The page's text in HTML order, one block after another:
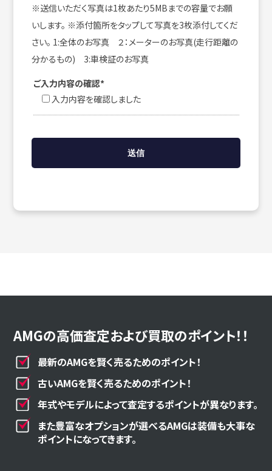
※送信いただく写真は1枚あたり5MBまでの容量でお願
いします。 ※添付箇所をタップして写真を3枚添付してくだ
さい。 1:全体のお写真 ２：メーターのお写真(走行距離の
分かるもの) 3:車検証のお写真
ご入力内容の確認*
入力内容を確認しました
AMGの高価査定および買取のポイント！！
最新のAMGを賢く売るためのポイント！
古いAMGを賢く売るためのポイント！
年式やモデルによって査定するポイントが異なります。
また豊富なオプションが選べるAMGは装備も大事な
ポイントになってきます。